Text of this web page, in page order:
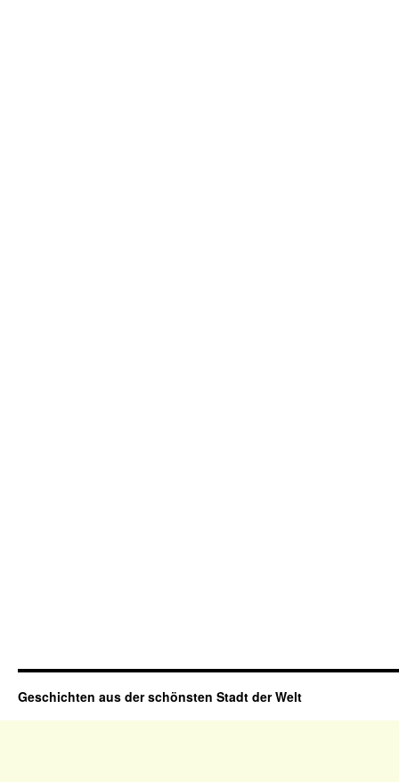
Geschichten aus der schönsten Stadt der Welt